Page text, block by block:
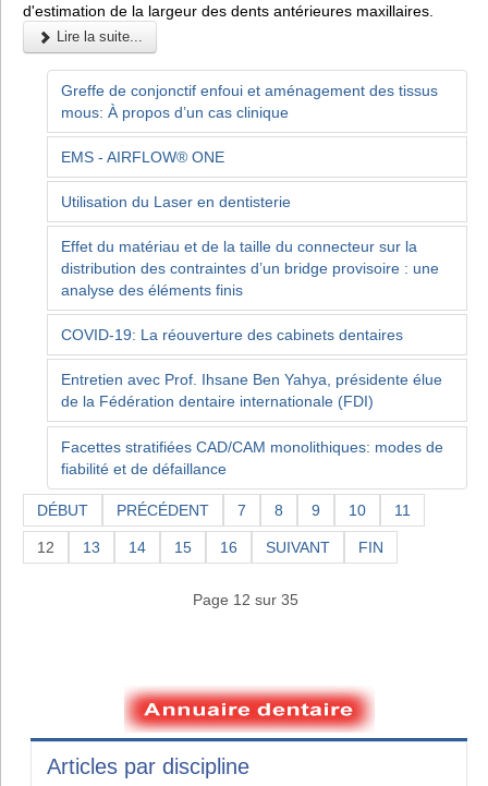
d'estimation de la largeur des dents antérieures maxillaires.
Lire la suite...
Greffe de conjonctif enfoui et aménagement des tissus
mous: À propos d’un cas clinique
EMS - AIRFLOW® ONE
Utilisation du Laser en dentisterie
Effet du matériau et de la taille du connecteur sur la
distribution des contraintes d’un bridge provisoire : une
analyse des éléments finis
COVID-19: La réouverture des cabinets dentaires
Entretien avec Prof. Ihsane Ben Yahya, présidente élue
de la Fédération dentaire internationale (FDI)
Facettes stratifiées CAD/CAM monolithiques: modes de
fiabilité et de défaillance
DÉBUT PRÉCÉDENT 7 8 9 10 11
12 13 14 15 16 SUIVANT FIN
Page 12 sur 35
Articles par discipline